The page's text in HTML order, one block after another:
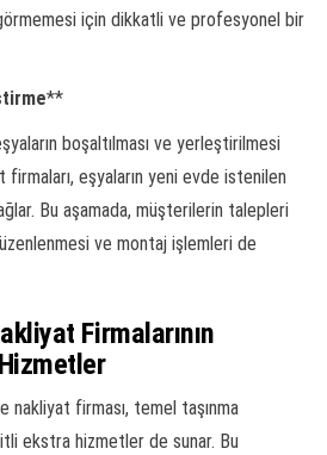
görmemesi için dikkatli ve profesyonel bir
**
boşaltılması ve yerleştirilmesi
eşyaların yeni evde istenilen
Bu aşamada, müşterilerin talepleri
ve montaj işlemleri de
Firmalarının
nakliyat firması, temel taşınma
ekstra hizmetler de sunar. Bu